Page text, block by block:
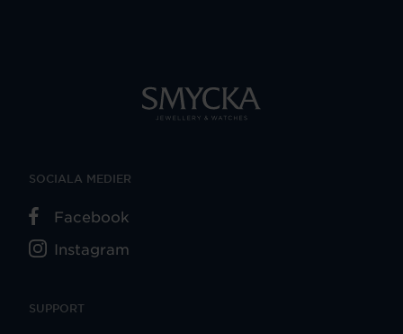
SUPPORT
SOCIALA MEDIER
Facebook
Instagram